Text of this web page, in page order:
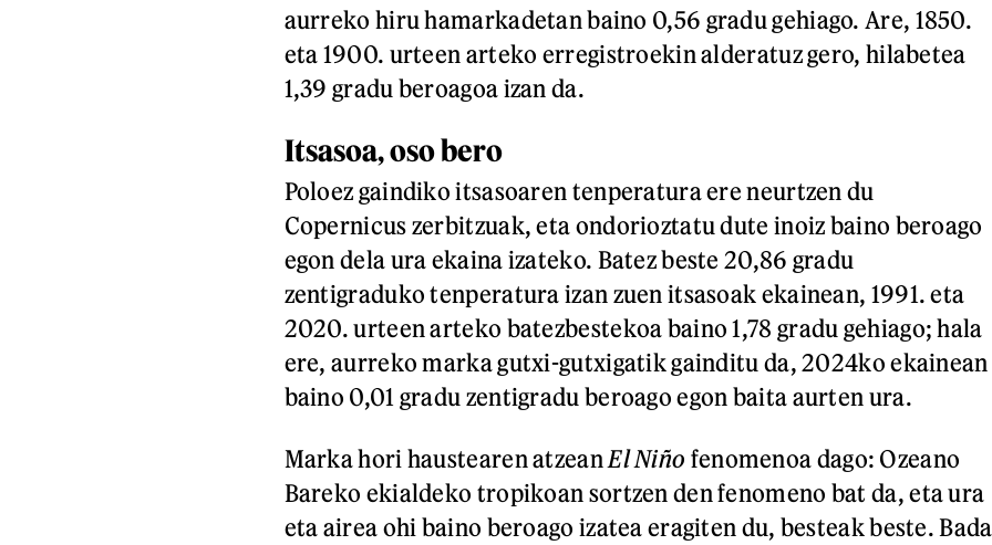
aurreko hiru hamarkadetan baino 0,56 gradu gehiago. Are, 1850.
eta 1900. urteen arteko erregistroekin alderatuz gero, hilabetea
1,39 gradu beroagoa izan da.
Itsasoa, oso bero
Poloez gaindiko itsasoaren tenperatura ere neurtzen du
Copernicus zerbitzuak, eta ondorioztatu dute inoiz baino beroago
egon dela ura ekaina izateko. Batez beste 20,86 gradu
zentigraduko tenperatura izan zuen itsasoak ekainean, 1991. eta
2020. urteen arteko batezbestekoa baino 1,78 gradu gehiago; hala
ere, aurreko marka gutxi-gutxigatik gainditu da, 2024ko ekainean
baino 0,01 gradu zentigradu beroago egon baita aurten ura.
Marka hori haustearen atzean El Niño fenomenoa dago: Ozeano
Bareko ekialdeko tropikoan sortzen den fenomeno bat da, eta ura
eta airea ohi baino beroago izatea eragiten du, besteak beste.